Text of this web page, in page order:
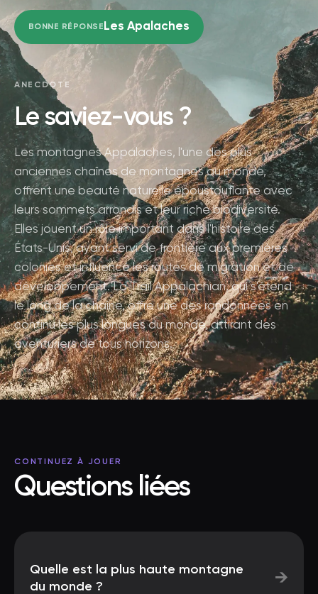
BONNE RÉPONSE Les Apalaches
ANECDOTE
Le saviez-vous ?
Les montagnes Appalaches, l'une des plus
anciennes chaînes de montagnes au monde,
offrent une beauté naturelle époustouflante avec
leurs sommets arrondis et leur riche biodiversité.
Elles jouent un rôle important dans l'histoire des
États-Unis, ayant servi de frontière aux premières
colonies et influencé les routes de migration et de
développement. La Trail Appalachian, qui s'étend
le long de la chaîne, offre une des randonnées en
continu les plus longues du monde, attirant des
aventuriers de tous horizons.
CONTINUEZ À JOUER
Questions liées
Quelle est la plus haute montagne
du monde ?
→